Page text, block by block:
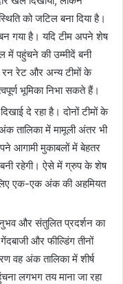
को जटिल बना दिया है।
गया है। यदि टीम अपने शेष
में पहुंचने की उम्मीदें बनी
रन रेट और अन्य टीमों के
भूमिका निभा सकते हैं।
दे रहा है। दोनों टीमों के
तालिका में मामूली अंतर भी
आगामी मुकाबलों में बेहतर
बनी रहेगी। ऐसे में ग्रुप के शेष
लिए एक-एक अंक की अहमियत
और संतुलित प्रदर्शन का
और फील्डिंग तीनों
वह अंक तालिका में शीर्ष
लगभग तय माना जा रहा